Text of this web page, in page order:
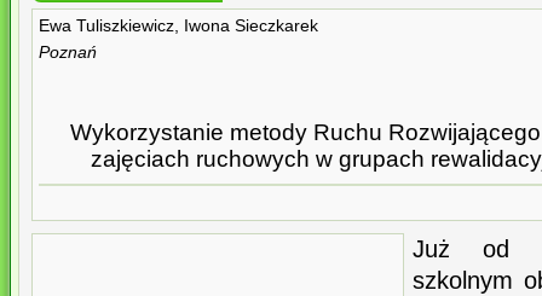
Ewa Tuliszkiewicz, Iwona Sieczkarek
Poznań
Wykorzystanie metody Ruchu
zajęciach ruchowych w grupach
Już od
szkolnym